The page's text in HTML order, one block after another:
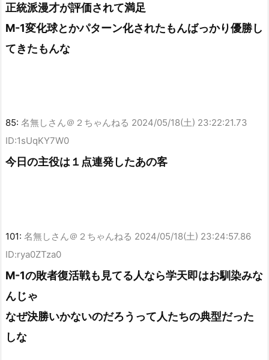
正統派漫才が評価されて満足
M-1変化球とかパターン化されたもんばっかり優勝し
てきたもんな
85: 名無しさん＠２ちゃんねる 2024/05/18(土) 23:22:21.73
ID:1sUqKY7W0
今日の主役は１点連発したあの客
101: 名無しさん＠２ちゃんねる 2024/05/18(土) 23:24:57.86
ID:rya0ZTza0
M-1の敗者復活戦も見てる人なら学天即はお馴染みな
んじゃ
なぜ決勝いかないのだろうって人たちの典型だった
しな